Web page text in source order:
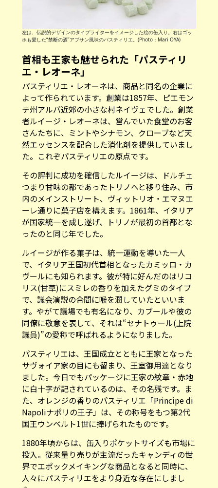
左は、伝説的デザインのタイプライターをイメージした絵の缶入り。右はゴッ
ホも愛した“禁断の酒”アブサン風味のパスティリエ。(Photo：Mari OYA)
首相も王家も魅せられた「パスティリ
エ・レオーネ」
パスティリエ・レオーネは、商品と同名の企業に
よって作られています。創業は1857年、ピエモン
テ州アルバ近郊の小さな村ネイヴェでした。創業
者ルイージ・レオーネは、営んでいた食堂のお客
さんたちに、ミントやシナモン、クローブなど天
然エッセンスを配合した消化剤を提供していまし
た。これぞパスティリエの原点です。
その評判に成功を確信したルイージは、ドルチェ
つまり甘味の都であったトリノへと移り住み、市
内のメインストリート、ヴィットリオ・エマヌエ
ーレ通りに菓子店を構えます。1861年、イタリア
が国家統一を成し遂げ、トリノが最初の首都とな
ったのと同じ年でした。
ルイージが作る菓子は、統一運動を導いた一人
で、イタリア王国初代首相となったカミッロ・カ
ヴールにも知られます。彼が特に好んだのはリコ
リス(甘草)にスミレの香りを加えたグミのタイプ
で、議会演説の合間に喉を潤していたといいま
す。やがて議場でも有名になり、カブールや彼の
同僚に敬意を表して、それは“セナトゥール(上院
議員)”の愛称で呼ばれるようになりました。
パスティリエは、王国成立とともに王家となった
サヴォイア家の目にも留まり、王室御用達となり
ました。今日でもパッケージに王家の紋章・赤地
に白十字が記されているのは、その名残です。ま
た、オレンジの香りのパスティリエ「Principe di
Napoliナポリの王子」は、その称号をもつ第2代
国王ウンベルト1世に捧げられたものです。
1880年頃からは、缶入りポケットサイズも市場に
投入。従来量り売りが主流だったキャンディの世
界でエポックメイキングな商品となると同時に、
人々にパスティリエをより身近な存在にしまし